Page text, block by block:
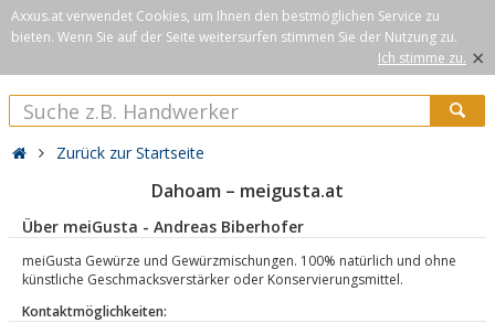
Axxus.at verwendet Cookies, um Ihnen den bestmöglichen Service zu
bieten. Wenn Sie auf der Seite weitersurfen stimmen Sie der Nutzung zu.
Ich stimme zu. ×
Zurück zur Startseite
Dahoam – meigusta.at
Über meiGusta - Andreas Biberhofer
meiGusta Gewürze und Gewürzmischungen. 100% natürlich und ohne
künstliche Geschmacksverstärker oder Konservierungsmittel.
Kontaktmöglichkeiten: